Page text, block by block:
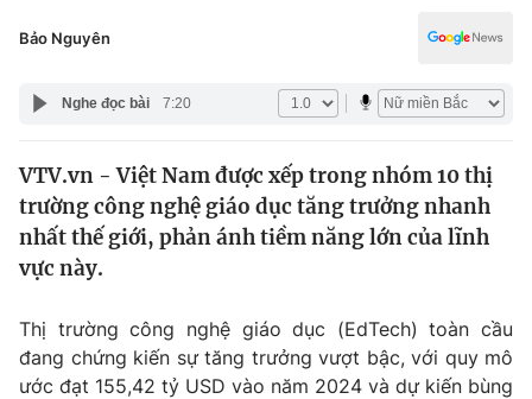
Thế giới
Tin tức
Câu chuyện quốc tế
Kinh tế
Tài chính
Thị trường
Dữ liệu và đời sống
Đời sống
Giáo dục
Bảo Nguyên
Nghe đọc bài 7:20
VTV.vn - Việt Nam được xếp trong nhóm 10 thị
trường công nghệ giáo dục tăng trưởng nhanh
nhất thế giới, phản ánh tiềm năng lớn của lĩnh
vực này.
Thị trường công nghệ giáo dục (EdTech) toàn cầu
đang chứng kiến sự tăng trưởng vượt bậc, với quy mô
ước đạt 155,42 tỷ USD vào năm 2024 và dự kiến bùng